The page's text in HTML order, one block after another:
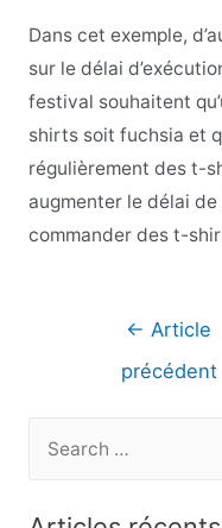
Dans cet exemple,
sur le délai
festival souhaitent
shirts soit fuchsia et
régulièrement des t-
augmenter le délai
commander des t-
Navigation
l’article
← Article
précédent